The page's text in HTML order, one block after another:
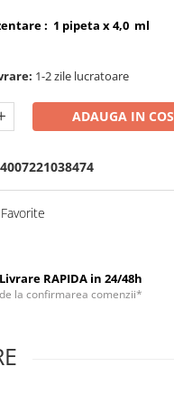
: 1 pipeta x 4,0 ml
1-2 zile lucratoare
ADAUGA IN COS
4007221038474
Livrare RAPIDA in 24/48h
de la confirmarea comenzii*